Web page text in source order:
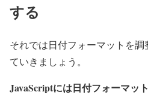
する
それでは日付フォーマットを
ていきましょう。
JavaScriptには日付フォーマッ